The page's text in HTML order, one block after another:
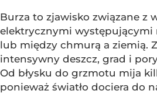
Burza to zjawisko związane z
elektrycznymi występującymi
lub między chmurą a ziemią.
intensywny deszcz, grad i
Od błysku do grzmotu mija
ponieważ światło dociera do